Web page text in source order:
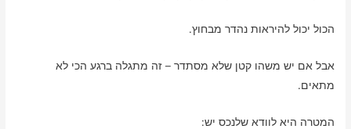
הכול יכול להיראות נהדר מבחוץ.
אבל אם יש משהו קטן שלא מסתדר – זה מתגלה ברגע הכי לא
מתאים.
המטרה היא לוודא שלנכס יש: